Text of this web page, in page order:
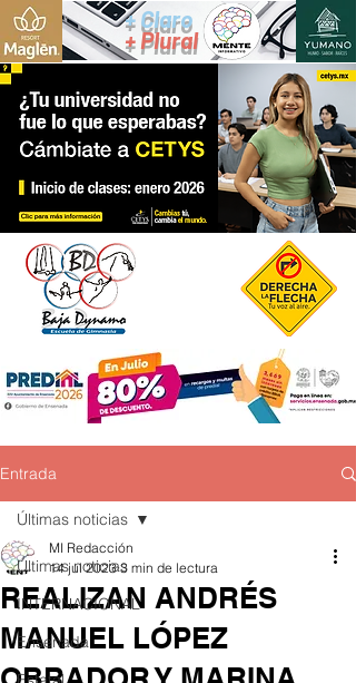
+ Claro
+ Plural
Entrada
Últimas noticias
INTERNACIONAL
Ensenada
Últimas noticias
REALIZAN ANDRÉS
MANUEL LÓPEZ
MI Redacción
14 jul 2023 3 min de lectura